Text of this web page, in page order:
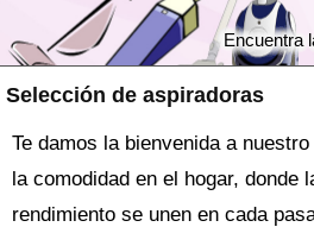
Selección de aspiradoras
Encuentra
Te damos la bienvenida a
la comodidad en el hogar, donde
rendimiento se unen en cada